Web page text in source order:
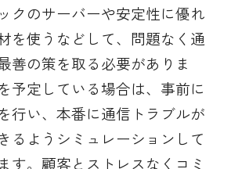
クのサーバーや安定性に優れ
を使うなどして、問題なく通
善の策を取る必要がありま
予定している場合は、事前に
行い、本番に通信トラブルが
るようシミュレーションして
す。顧客とストレスなくコミ